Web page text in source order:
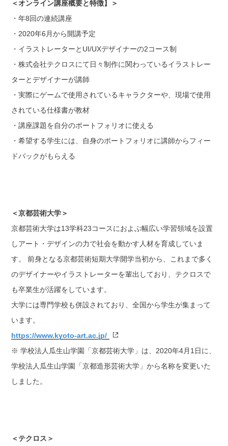
＜オンライン講座概要と特徴】＞
・年8回の連続講座
・2020年6月から開講予定
・イラストレーターとUI/UXデザイナーの2コース制
・株式会社テクロスにて日々制作に関わっているイラストレー
ターとデザイナーが講師
・実際にゲームで使用されているキャラクターや、現場で使用
されている仕様書が教材
・講座課題を自分のポートフォリオに使える
・希望する学生には、自身のポートフォリオに講師からフィー
ドバックがもらえる
＜京都芸術大学＞
京都芸術大学は13学科23コースにおよぶ幅広い学習領域を設置
しアート・デザインの力で社会を動かす人材を育成していま
す。 前身となる京都芸術短期大学開学当初から、これまで多く
のデザイナーやイラストレーターを輩出しており、テクロスで
も卒業生が活躍をしています。
大学には専門学校も併設されており、全国から学生が集まって
います。
https://www.kyoto-art.ac.jp/
※ 学校法人瓜生山学園「京都芸術大学」は、2020年4月1日に、
学校法人瓜生山学園「京都造形芸術大学」から名称を変更いた
しました。
＜テクロス＞